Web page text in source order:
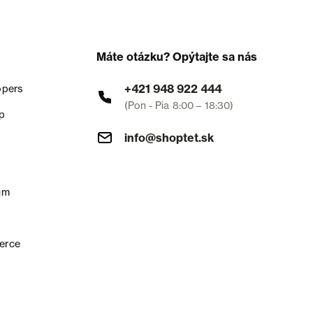
Máte otázku? Opýtajte sa nás
+421 948 922 444
(Pon - Pia 8:00 – 18:30)
info@shoptet.sk